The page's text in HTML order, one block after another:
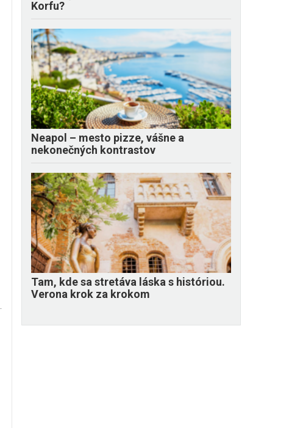
Korfu?
Neapol – mesto pizze, vášne a
nekonečných kontrastov
Tam, kde sa stretáva láska s históriou.
Verona krok za krokom